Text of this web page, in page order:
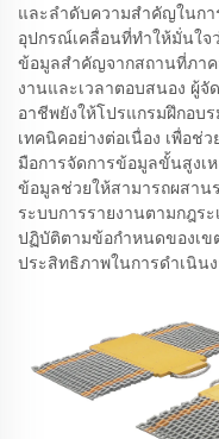
และลำดับความสำคัญในก
อุปกรณ์เคลื่อนที่ทำให้มั่นใจ
ข้อมูลสำคัญจากสถานที่ภา
งานและเวลาตอบสนอง ผู้
อาชีพยังให้โปรแกรมฝึกอบ
เทคนิคอย่างต่อเนื่อง เพื่อช่
มือการจัดการข้อมูลขั้นสูงเ
ข้อมูลช่วยให้สามารถผสาน
ระบบการรายงานตามกฎร
ปฏิบัติตามข้อกำหนดของเข
ประสิทธิภาพในการดำเนิน